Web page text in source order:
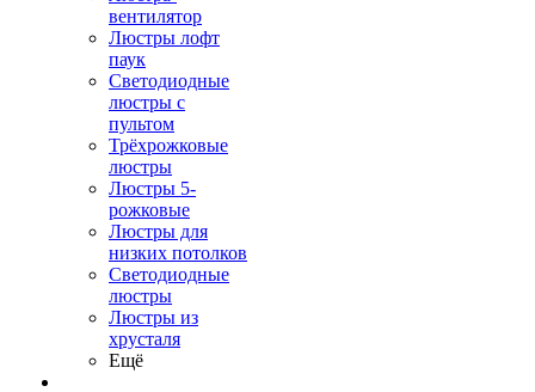
вентилятор
Люстры лофт
паук
Светодиодные
люстры с
пультом
Трёхрожковые
люстры
Люстры 5-
рожковые
Люстры для
низких потолков
Cветодиодные
люстры
Люстры из
хрусталя
Ещё